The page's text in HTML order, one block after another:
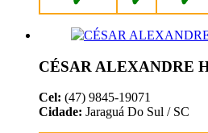
CÉSAR ALEXANDRE
Cel: (47) 9845-19071
Cidade: Jaraguá Do Sul / SC